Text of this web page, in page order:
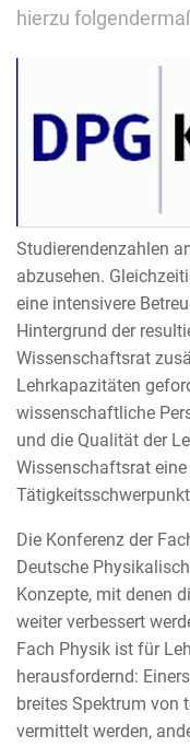
hierzu
Studierendenzahlen
abzusehen.
eine intensivere
Hintergrund der
Wissenschaftsrat
Lehrkapazitäten
wissenschaftliche
und die Qualität der
Wissenschaftsrat
Die Konferenz der
Deutsche
Konzepte, mit denen
weiter verbessert
Fach Physik ist für
herausfordernd:
breites Spektrum von
vermittelt werden,